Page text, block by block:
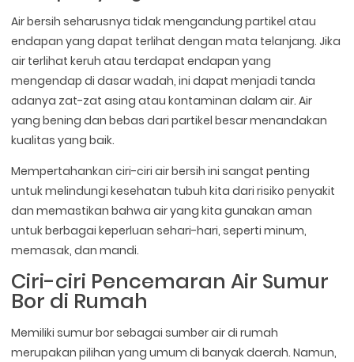
Air bersih seharusnya tidak mengandung partikel atau
endapan yang dapat terlihat dengan mata telanjang. Jika
air terlihat keruh atau terdapat endapan yang
mengendap di dasar wadah, ini dapat menjadi tanda
adanya zat-zat asing atau kontaminan dalam air. Air
yang bening dan bebas dari partikel besar menandakan
kualitas yang baik.
Mempertahankan ciri-ciri air bersih ini sangat penting
untuk melindungi kesehatan tubuh kita dari risiko penyakit
dan memastikan bahwa air yang kita gunakan aman
untuk berbagai keperluan sehari-hari, seperti minum,
memasak, dan mandi.
Ciri-ciri Pencemaran Air Sumur
Bor di Rumah
Memiliki sumur bor sebagai sumber air di rumah
merupakan pilihan yang umum di banyak daerah. Namun,